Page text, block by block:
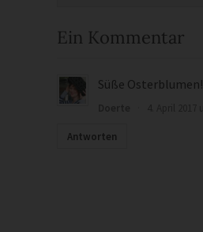
Ein Kommentar
Süße Osterblumen!
Antworten